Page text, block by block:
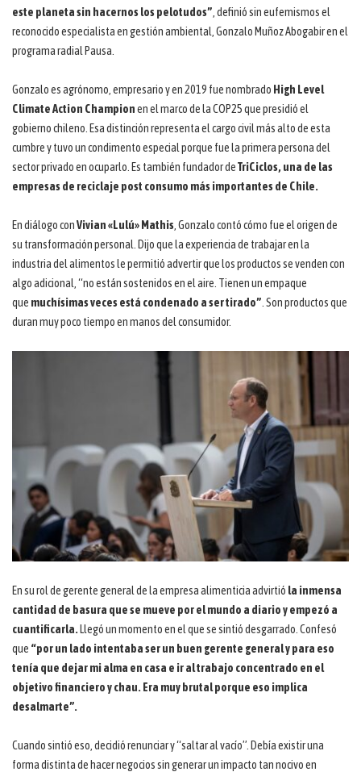
este planeta sin hacernos los pelotudos” , definió sin eufemismos el
reconocido especialista en gestión ambiental, Gonzalo Muñoz Abogabir en el
programa radial Pausa.
Gonzalo es agrónomo, empresario y en 2019 fue nombrado High Level
Climate Action Championen el marco de la COP25 que presidió el
gobierno chileno. Esa distinción representa el cargo civil más alto de esta
cumbre y tuvo un condimento especial porque fue la primera persona del
sector privado en ocuparlo. Es también fundador deTriCiclos, una de las
empresas de reciclaje post consumo más importantes de Chile.
En diálogo conVivian «Lulú» Mathis , Gonzalo contó cómo fue el origen de
su transformación personal. Dijo que la experiencia de trabajar en la
industria del alimentos le permitió advertir que los productos se venden con
algo adicional, “no están sostenidos en el aire. Tienen un empaque
que muchísimas veces está condenado a ser tirado” . Son productos que
duran muy poco tiempo en manos del consumidor.
En su rol de gerente general de la empresa alimenticia advirtió la inmensa
cantidad de basura que se mueve por el mundo a diario y empezó a
cuantificarla. Llegó un momento en el que se sintió desgarrado. Confesó
que “por un lado intentaba ser un buen gerente general y para eso
tenía que dejar mi alma en casa e ir al trabajo concentrado en el
objetivo financiero y chau. Era muy brutal porque eso implica
desalmarte”.
Cuando sintió eso, decidió renunciar y “saltar al vacío”. Debía existir una
forma distinta de hacer negocios sin generar un impacto tan nocivo en